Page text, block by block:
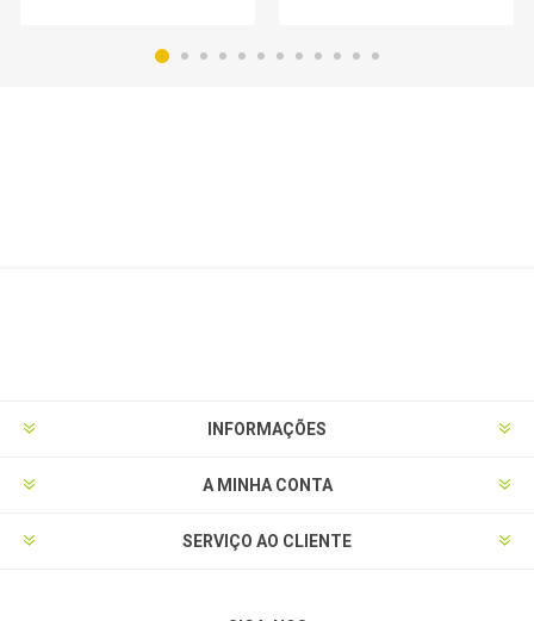
INFORMAÇÕES
A MINHA CONTA
SERVIÇO AO CLIENTE